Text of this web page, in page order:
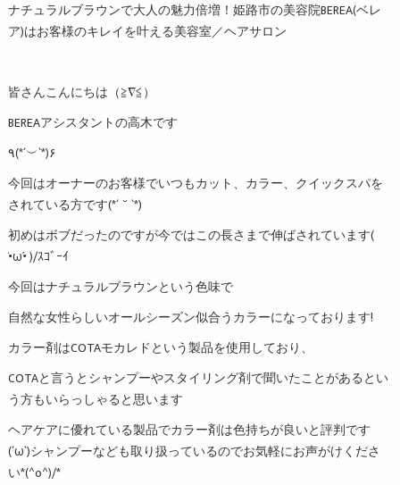
ナチュラルブラウンで大人の魅力倍増！姫路市の美容院BEREA(ベレ
ア)はお客様のキレイを叶える美容室／ヘアサロン
皆さんこんにちは（≧∇≦）
BEREAアシスタントの高木です
٩(*´︶`*)۶
今回はオーナーのお客様でいつもカット、カラー、クイックスパを
されている方です(*´ ˘ `*)
初めはボブだったのですが今ではこの長さまで伸ばされています(
•̀ω•́ )/ｽｺﾞｰｲ
今回はナチュラルブラウンという色味で
自然な女性らしいオールシーズン似合うカラーになっております!
カラー剤はCOTAモカレドという製品を使用しており、
COTAと言うとシャンプーやスタイリング剤で聞いたことがあるとい
う方もいらっしゃると思います
ヘアケアに優れている製品でカラー剤は色持ちが良いと評判です
(´ω`)シャンプーなども取り扱っているのでお気軽にお声がけくださ
い*(^o^)/*